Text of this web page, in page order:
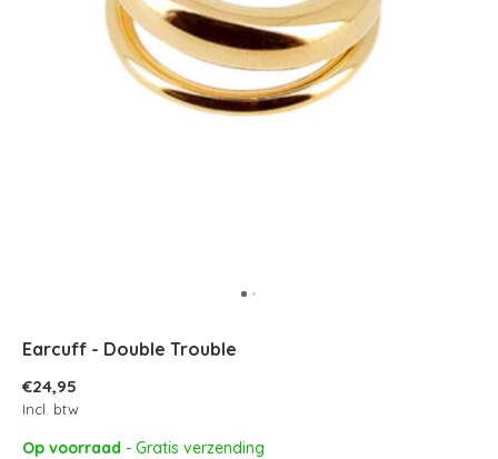
Earcuff - Double Trouble
€24,95
Incl. btw
Op voorraad - Gratis verzending